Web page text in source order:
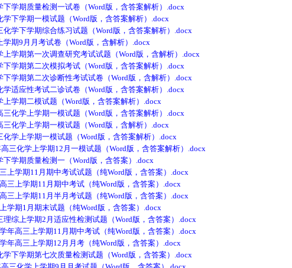
学期质量检测一试卷（Word版，含答案解析）.docx
下学期一模试题（Word版，含答案解析）.docx
学下学期综合练习试题（Word版，含答案解析）.docx
期9月月考试卷（Word版，含解析）.docx
期第一次调查研究考试试题（Word版，含解析）.docx
学期第二次模拟考试（Word版，含答案解析）.docx
学期第二次诊断性考试试卷（Word版，含解析）.docx
适应性考试二诊试卷（Word版，含答案解析）.docx
学期二模试题（Word版，含答案解析）.docx
化学上学期一模试题（Word版，含答案解析）.docx
化学上学期一模试题（Word版，含解析）.docx
学上学期一模试题（Word版，含答案解析）.docx
化学上学期12月一模试题（Word版，含答案解析）.docx
学期质量检测一（Word版，含答案）.docx
学期11月期中考试试题（纯Word版，含答案）.docx
上学期11月期中考试（纯Word版，含答案）.docx
上学期11月半月考试题（纯Word版，含答案）.docx
期1月期末试题（纯Word版，含答案）.docx
上学期2月适应性检测试题（Word版，含答案）.docx
高三上学期11月期中考试（纯Word版，含答案）.docx
高三上学期12月月考（纯Word版，含答案）.docx
下学期第七次质量检测试题（Word版，含答案）.docx